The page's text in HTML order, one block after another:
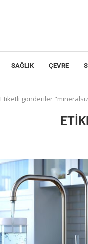
SAĞLIK ÇEVRE
Etiketli gönderiler